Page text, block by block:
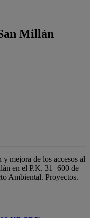
Millán
mejora de los accesos al
en el P.K. 31+600 de
Ambiental. Proyectos.